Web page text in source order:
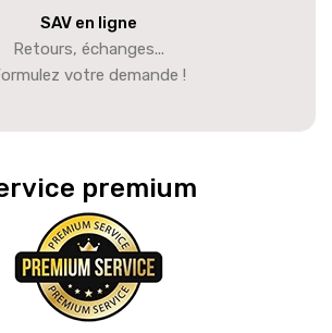
SAV en ligne
Retours, échanges...
votre demande !
premium